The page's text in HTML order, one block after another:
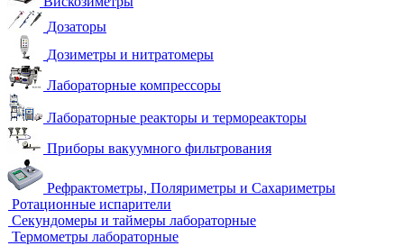
Дозаторы
Дозиметры и нитратомеры
Лабораторные компрессоры
Лабораторные реакторы и термореакторы
Приборы вакуумного фильтрования
Рефрактометры, Поляриметры и Сахариметры
Ротационные испарители